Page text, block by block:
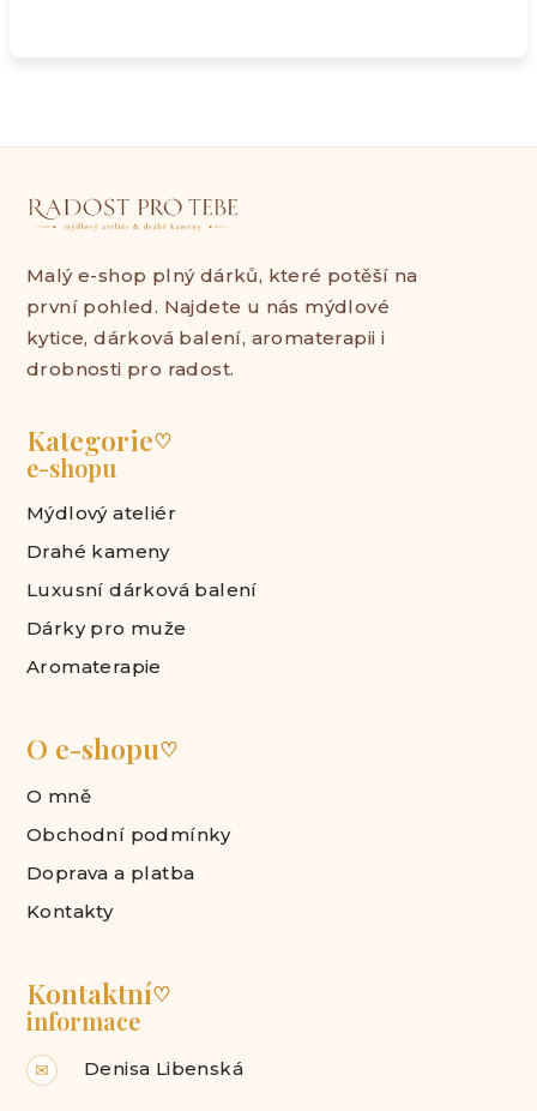
Malý e-shop plný dárků, které potěší na
první pohled. Najdete u nás mýdlové
kytice, dárková balení, aromaterapii i
drobnosti pro radost.
Kategorie♡
e-shopu
Mýdlový ateliér
Drahé kameny
Luxusní dárková balení
Dárky pro muže
Aromaterapie
O e-shopu♡
O mně
Obchodní podmínky
Doprava a platba
Kontakty
Kontaktní♡
informace
✉ Denisa Libenská